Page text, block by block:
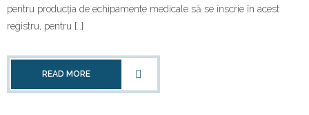
pentru producția de echipamente medicale să se înscrie în acest
registru, pentru […]
READ MORE